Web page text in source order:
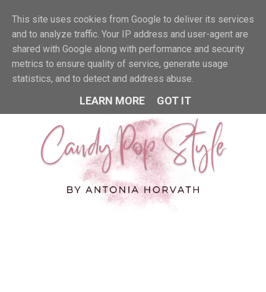
MENU
This site uses cookies from Google to deliver its services
and to analyze traffic. Your IP address and user-agent are
shared with Google along with performance and security
metrics to ensure quality of service, generate usage
statistics, and to detect and address abuse.
LEARN MORE GOT IT